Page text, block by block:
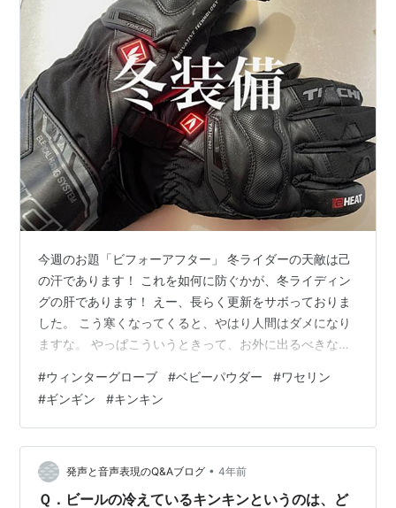
今週のお題「ビフォーアフター」 冬ライダーの天敵は己
の汗であります！ これを如何に防ぐかが、冬ライディン
グの肝であります！ えー、長らく更新をサボっておりま
した。 こう寒くなってくると、やはり人間はダメになり
ますな。 やっぱこういうときって、お外に出るべきなん
先痛くなるやん？ ブーツの中とかもキンキンやん？ 家出
る時はホカホカでも、しばらくすると「やめときゃよか
った」とか思うやん？ こういうときにこそ、我々年寄り
の経験大事ちゃうの？ ようがす。じゃあ秘伝の技をお見
せしようではありませんか。 冬ライダー必見の奥の手と
くとご覧あれ！
#ウィンターグローブ #ベビーパウダー #ワセリン
#ギンギン #キンキン
発声と音声表現のQ&Aブログ • 4年前
Ｑ．ビールの冷えているキンキンというのは、ど